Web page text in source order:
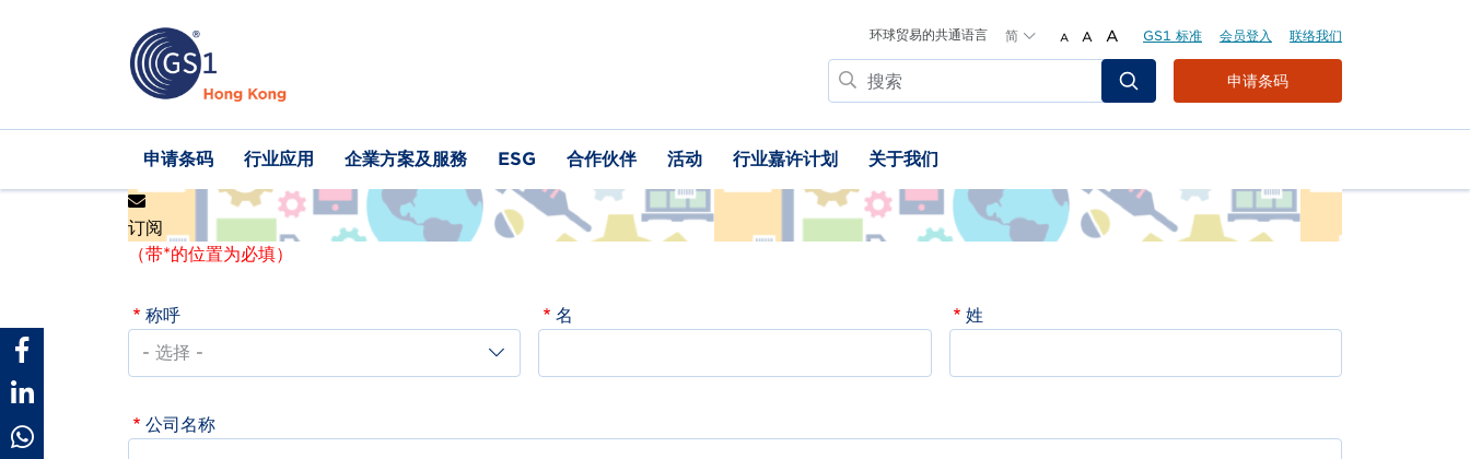
环球贸易的共通语言 简 A A A GS1 标准 会员登入 联络我们
搜
索
Header
Top
Menu
申请条码
Main
navigation
申请条码 行业应用 企業方案及服務 ESG 合作伙伴 活动 行业嘉许计划 关于我们
订阅
（带*的位置为必填）
称呼 名 姓
公司名称